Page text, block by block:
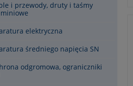
i przewody, druty i taśmy
elektryczna
średniego napięcia SN
odgromowa, ograniczniki